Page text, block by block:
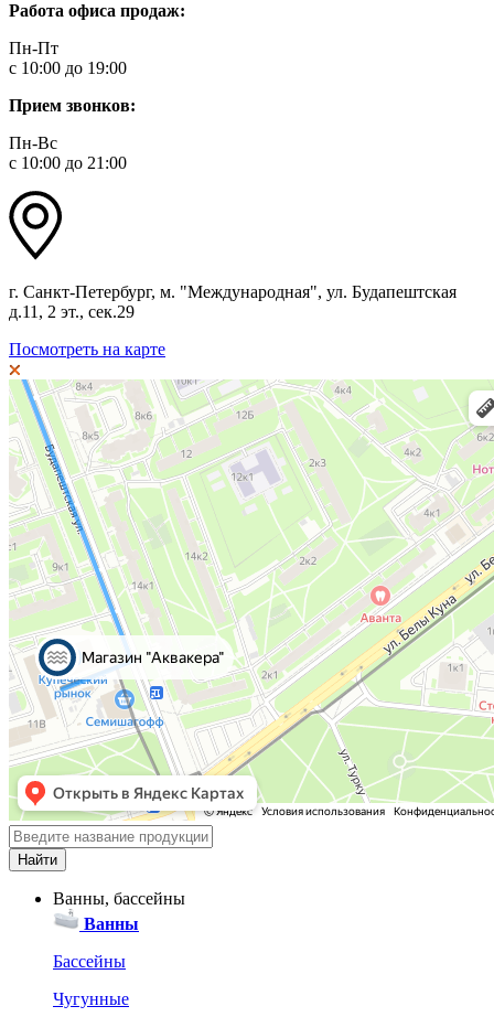
Работа офиса продаж:
Пн-Пт
с 10:00 до 19:00
Прием звонков:
Пн-Вс
с 10:00 до 21:00
г. Санкт-Петербург, м. "Международная", ул. Будапештская
д.11, 2 эт., сек.29
Посмотреть на карте
Ванны, бассейны
Ванны
Бассейны
Чугунные